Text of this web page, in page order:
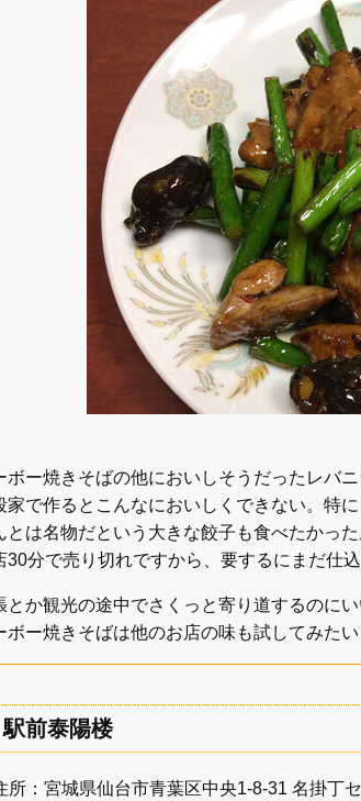
ボー焼きそばの他においしそうだったレバニ
家で作るとこんなにおいしくできない。特
とは名物だという大きな餃子も食べたかっ
30分で売り切れですから、要するにまだ仕
とか観光の途中でさくっと寄り道するのに
ボー焼きそばは他のお店の味も試してみた
駅前泰陽楼
所：宮城県仙台市青葉区中央1-8-31 名掛丁